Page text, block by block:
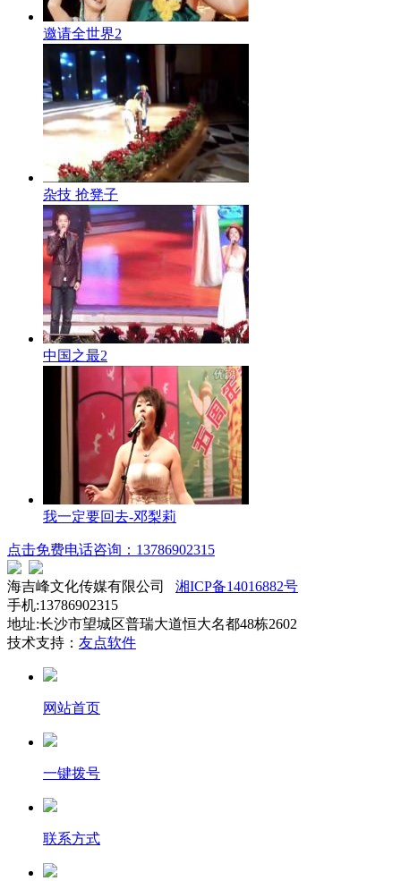
邀请全世界2
杂技 抢凳子
中国之最2
我一定要回去-邓梨莉
点击免费电话咨询：13786902315
海吉峰文化传媒有限公司 湘ICP备14016882号
手机:13786902315
地址:长沙市望城区普瑞大道恒大名都48栋2602
技术支持： 友点软件
网站首页
一键拨号
联系方式